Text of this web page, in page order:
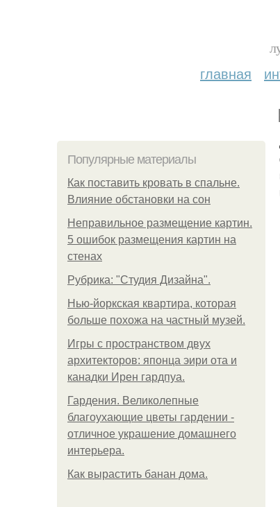
главная
Популярные материалы
Как поставить кровать в спальне.
Влияние обстановки на сон
Неправильное размещение картин.
5 ошибок размещения картин на
стенах
Рубрика: "Студия Дизайна".
Нью-йоркская квартира, которая
больше похожа на частный музей.
Игры с пространством двух
архитекторов: японца эири ота и
канадки Ирен гардпуа.
Гардения. Великолепные
благоухающие цветы гардении -
отличное украшение домашнего
интерьера.
Как вырастить банан дома.